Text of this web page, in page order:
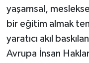
yaşamsal,
bir eğitim almak
yaratıcı akıl
Avrupa İnsan